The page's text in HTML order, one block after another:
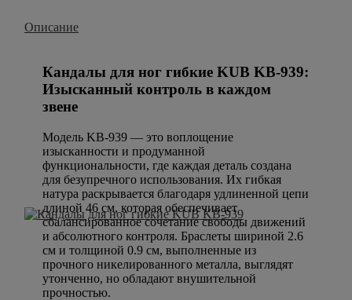
Описание
Кандалы для ног гибкие KUB KB-939:
Изысканный контроль в каждом
звене
Модель KB-939 — это воплощение
изысканности и продуманной
функциональности, где каждая деталь создана
для безупречного использования. Их гибкая
натура раскрывается благодаря удлиненной цепи
длиной 46 см, которая обеспечивает
сбалансированное сочетание свободы движений
и абсолютного контроля. Браслеты шириной 2.6
см и толщиной 0.9 см, выполненные из
прочного никелированного металла, выглядят
утонченно, но обладают внушительной
прочностью.